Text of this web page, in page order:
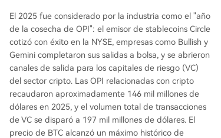
uctividad", atraen un apetito de riesgo muy sup
erior al de las empresas cripto, cuya volatilidad
de ingresos está más vinculada al ciclo de Bitcoi
n. Los aplazamientos reflejan un giro estratégico
hacia un enfoque más pragmático: algunas emp
resas podrían optar por financiación privada o
mejorar primero sus flujos de caja y servicios ant
es de intentar salir a bolsa cuando mejoren las c
ondiciones del merc...
El 2025 fue considerado por la industria como el "año
de la cosecha de OPI": el emisor de stablecoins Circle
cotizó con éxito en la NYSE, empresas como Bullish y
Gemini completaron sus salidas a bolsa, y se abrieron
canales de salida para los capitales de riesgo (VC)
del sector cripto. Las OPI relacionadas con cripto
recaudaron aproximadamente 146 mil millones de
dólares en 2025, y el volumen total de transacciones
de VC se disparó a 197 mil millones de dólares. El
precio de BTC alcanzó un máximo histórico de